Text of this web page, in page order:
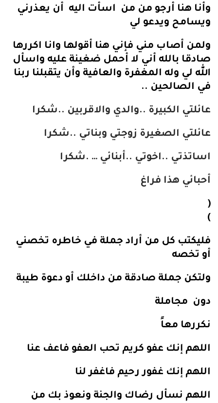
وأنا هنا أرجو من من اسأت اليه أن يعذرني
ويسامح ويدعو لي
ولمن أصاب مني فإني هنا أقولها وانا اكررها
صادقا بالله أني لا أحمل ضغينة عليه واسأل
الله لي وله المغفرة والعافية وأن يتقبلنا ربنا
في الصالحين ..
عائلتي الكبيرة ..والدي والاقربين ..شكرا
عائلتي الصغيرة زوجتي وبناتي ..شكرا
اساتذتي ..اخوتي ..أبنائي … .شكرا
أحبائي هذا فراغ
)
فليكتب كل من أراد جملة في خاطره تخصني
أو تخصه
ولتكن جملة صادقة من داخلك أو دعوة طيبة
دون مجاملة
نكررها معاً
اللهم إنك عفو كريم تحب العفو فاعف عنا
اللهم إنك غفور رحيم فاغفر لنا
اللهم نسأل رضاك والجنة ونعوذ بك من